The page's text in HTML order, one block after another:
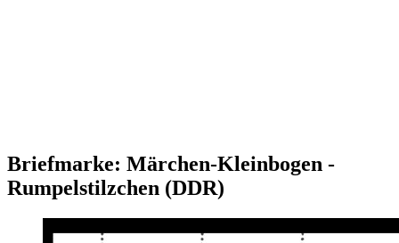
Briefmarke: Märchen-Kleinbogen -
Rumpelstilzchen (DDR)